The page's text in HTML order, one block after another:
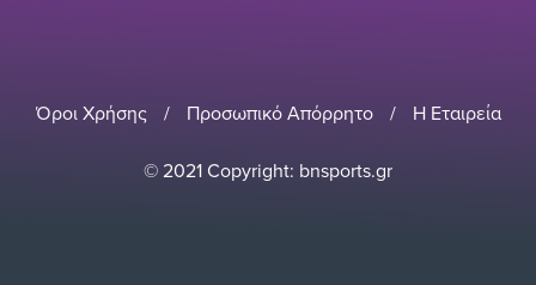
Όροι Χρήσης / Προσωπικό Απόρρητο / Η Εταιρεία
© 2021 Copyright: bnsports.gr